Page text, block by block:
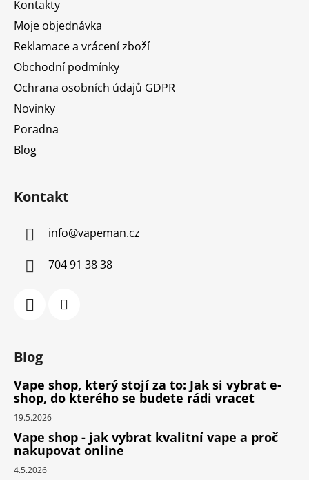
Kontakty
Moje objednávka
Reklamace a vrácení zboží
Obchodní podmínky
Ochrana osobních údajů GDPR
Novinky
Poradna
Blog
Kontakt
info@vapeman.cz
704 91 38 38
Blog
Vape shop, který stojí za to: Jak si vybrat e-
shop, do kterého se budete rádi vracet
19.5.2026
Vape shop - jak vybrat kvalitní vape a proč
nakupovat online
4.5.2026